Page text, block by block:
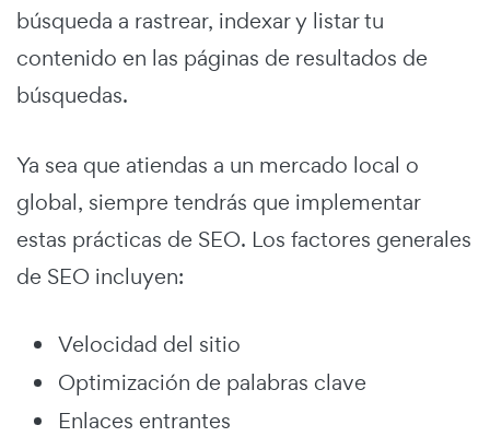
búsqueda a rastrear, indexar y listar tu
contenido en las páginas de resultados de
búsquedas.
Ya sea que atiendas a un mercado local o
global, siempre tendrás que implementar
estas prácticas de SEO. Los factores generales
de SEO incluyen:
Velocidad del sitio
Optimización de palabras clave
Enlaces entrantes